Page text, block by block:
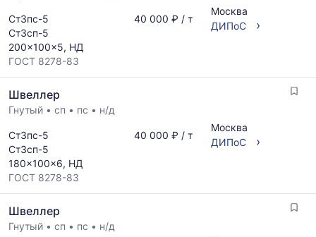
Ст3пс-5
Ст3сп-5
200x100x5, НД
ГОСТ 8278-83
40 000 ₽ / т
Москва
ДИПоС
›
Швеллер
Гнутый • сп • пс • н/д
Ст3пс-5
Ст3сп-5
180x100x6, НД
ГОСТ 8278-83
40 000 ₽ / т
Москва
ДИПоС
›
Швеллер
Гнутый • сп • пс • н/д